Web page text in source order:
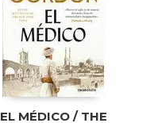
EL MÉDICO / THE